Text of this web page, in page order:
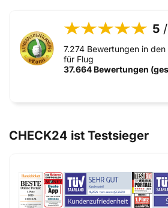
5
7.274 Bewertungen in
für Flug
37.664 Bewertungen
CHECK24 ist Testsieger